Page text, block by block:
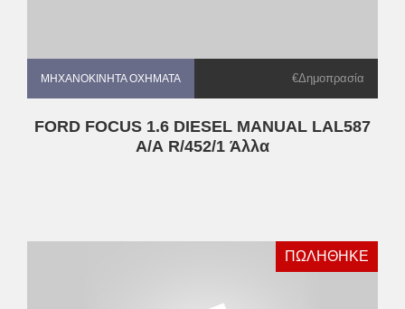
ΜΗΧΑΝΟΚΊΝΗΤΑ ΟΧΉΜΑΤΑ
ΜΗΧΑΝΟΚΊΝΗΤΑ ΟΧΉΜΑΤΑ €Δημοπρασία
FORD FOCUS 1.6 DIESEL MANUAL LAL587
Α/Α R/452/1 Άλλα
ΠΩΛΗΘΗΚΕ